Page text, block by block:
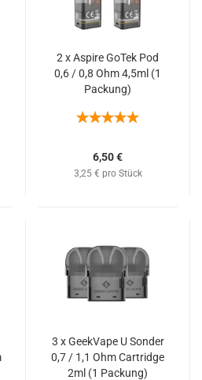
2 x Aspire GoTek Pod
0,6 / 0,8 Ohm 4,5ml (1
Packung)
6,50 €
3,25 € pro Stück
3 x GeekVape U Sonder
0,7 / 1,1 Ohm Cartridge
2ml (1 Packung)